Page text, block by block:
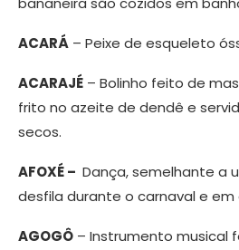
ACARÁ – Peixe de esqueleto
ACARAJÉ – Bolinho feito de
frito no azeite de dendê e
secos.
AFOXÉ – Dança, semelhante a
desfila durante o carnaval e em
AGOGÔ – Instrumento musical